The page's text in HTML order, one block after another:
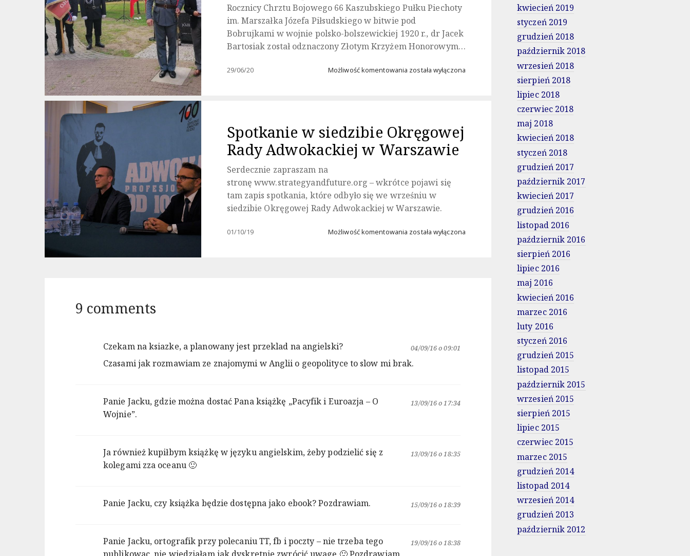
Rocznicy Chrztu Bojowego 66 Kaszubskiego Pułku Piechoty
im. Marszałka Józefa Piłsudskiego w bitwie pod
Bobrujkami w wojnie polsko-bolszewickiej 1920 r., dr Jacek
Bartosiak został odznaczony Złotym Krzyżem Honorowym…
29/06/20 Możliwość komentowania Odznaczenie
Honorowym
Związku
Piłsudczyków
RP
została wyłączona
Spotkanie w siedzibie Okręgowej
Rady Adwokackiej w Warszawie
Serdecznie zapraszam na
stronę www.strategyandfuture.org – wkrótce pojawi się
tam zapis spotkania, które odbyło się we wrześniu w
siedzibie Okręgowej Rady Adwokackiej w Warszawie.
01/10/19 Możliwość komentowania Spotkanie
została wyłączona
9 comments
04/09/16 o 09:01
Czekam na ksiazke, a planowany jest przeklad na angielski?
Czasami jak rozmawiam ze znajomymi w Anglii o geopolityce to slow mi brak.
13/09/16 o 17:34
Panie Jacku, gdzie można dostać Pana książkę „Pacyfik i Euroazja – O
Wojnie”.
13/09/16 o 18:35
Ja również kupiłbym książkę w języku angielskim, żeby podzielić się z
kolegami zza oceanu 🙂
15/09/16 o 18:39
Panie Jacku, czy książka będzie dostępna jako ebook? Pozdrawiam.
19/09/16 o 18:38
Panie Jacku, ortografik przy polecaniu TT, fb i poczty – nie trzeba tego
kwiecień 2019
styczeń 2019
grudzień 2018
październik 2018
wrzesień 2018
sierpień 2018
lipiec 2018
czerwiec 2018
maj 2018
kwiecień 2018
styczeń 2018
grudzień 2017
październik 2017
kwiecień 2017
grudzień 2016
listopad 2016
październik 2016
sierpień 2016
lipiec 2016
maj 2016
kwiecień 2016
marzec 2016
luty 2016
styczeń 2016
grudzień 2015
listopad 2015
październik 2015
wrzesień 2015
sierpień 2015
lipiec 2015
czerwiec 2015
marzec 2015
grudzień 2014
listopad 2014
wrzesień 2014
grudzień 2013
październik 2012